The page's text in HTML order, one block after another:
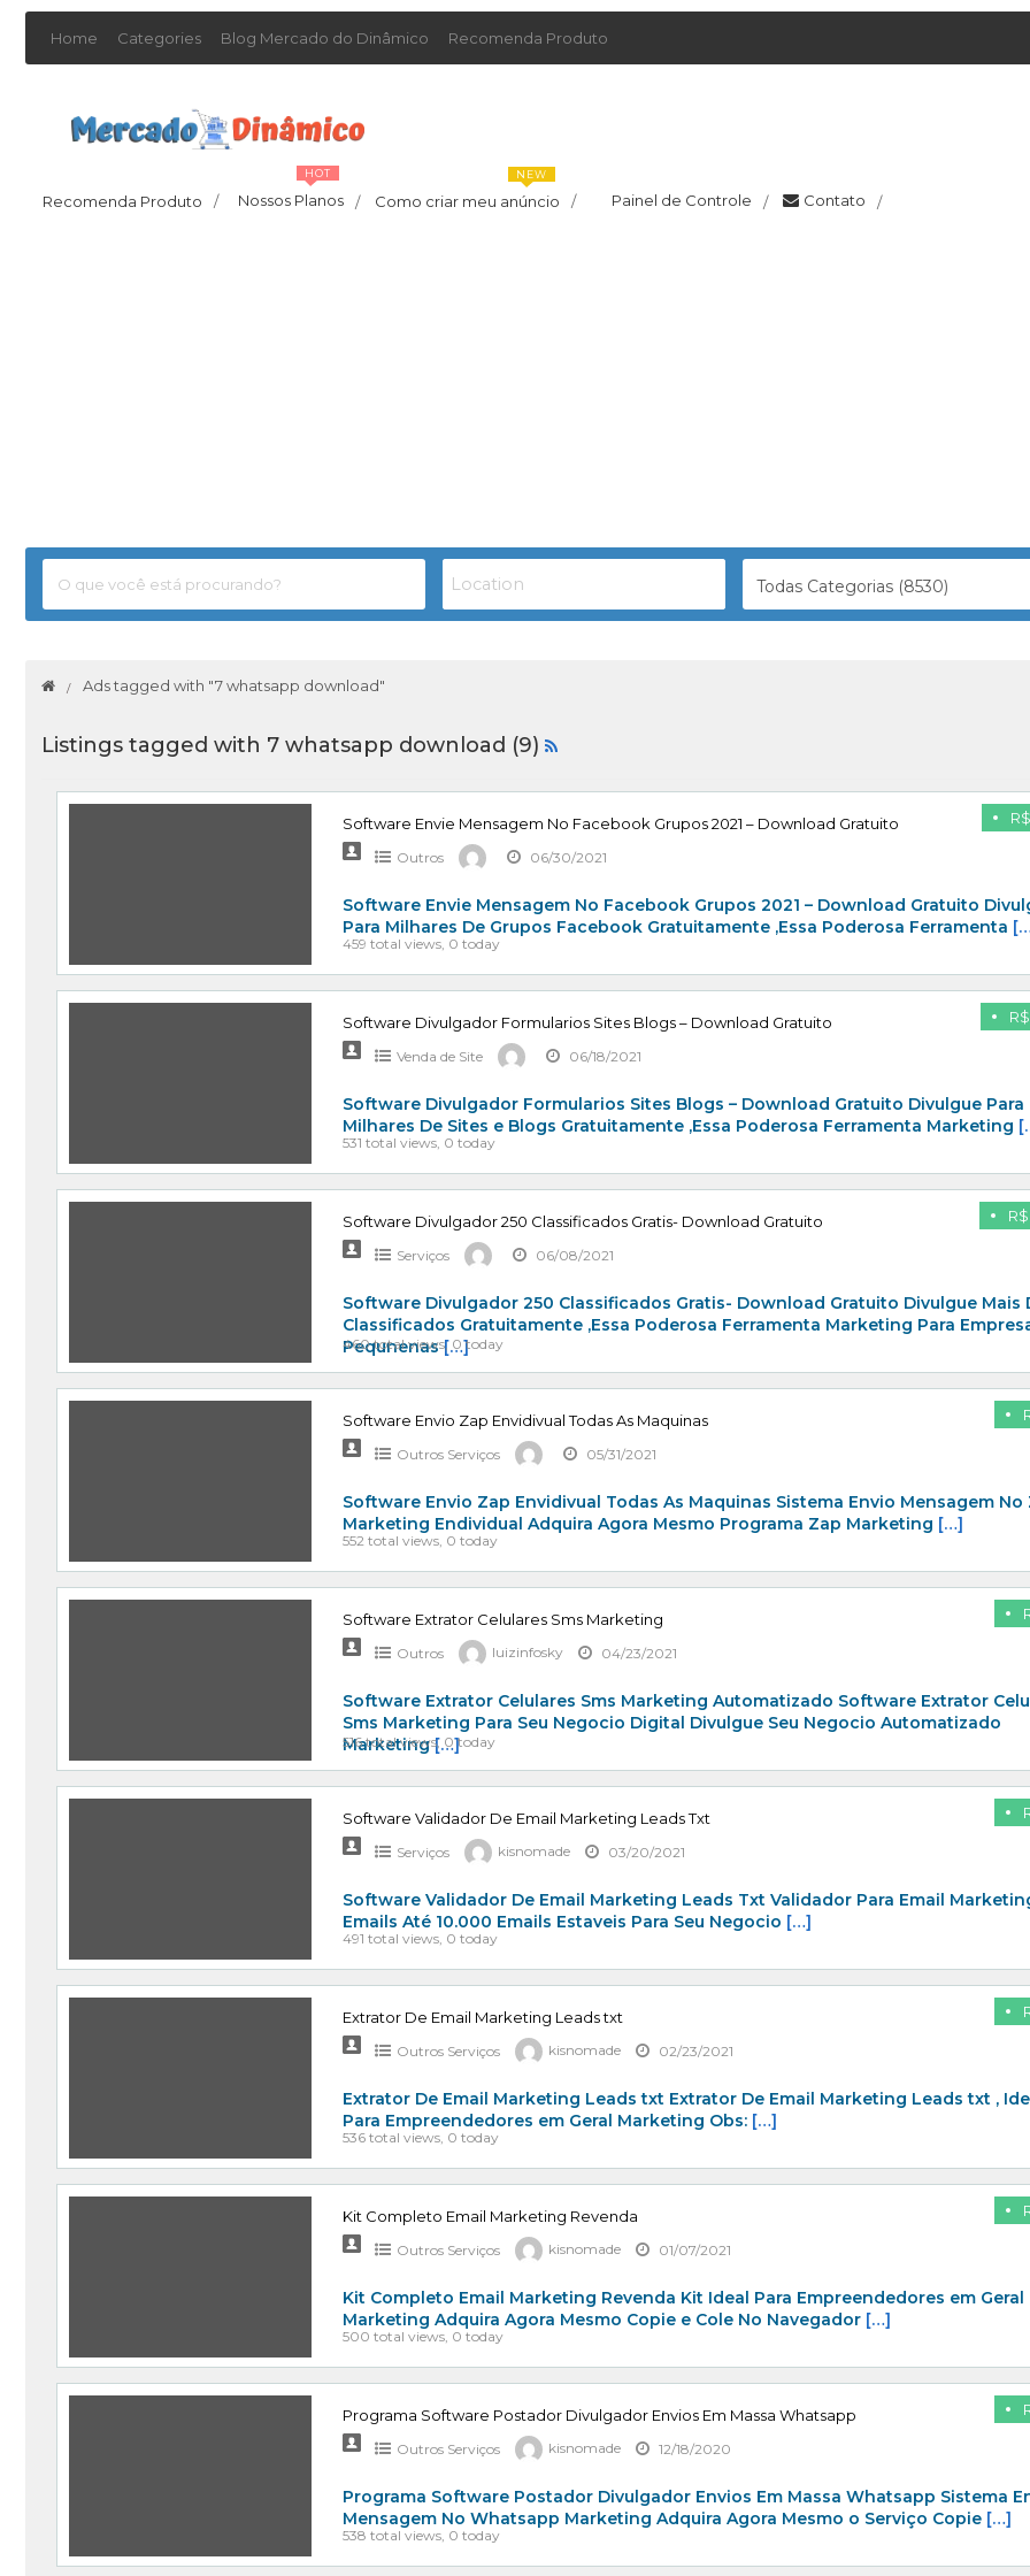
Home Categories Blog Mercado do Dinâmico Recomenda Produto
Recomenda Produto / Nossos Planos /
HOT
Como criar meu anúncio /
NEW
Painel de Controle / Contato /
Todas Categorias (8530)
Ads tagged with "7 whatsapp download"
Listings tagged with 7 whatsapp download (9)
Software Envie Mensagem No Facebook Grupos 2021 – Download Gratuito
Outros 06/30/2021
Software Envie Mensagem No Facebook Grupos 2021 – Download Gratuito
Para Milhares De Grupos Facebook Gratuitamente ,Essa Poderosa Ferramenta
459 total views, 0 today
Software Divulgador Formularios Sites Blogs – Download Gratuito
Venda de Site 06/18/2021
Software Divulgador Formularios Sites Blogs – Download Gratuito Divulgue Para
Milhares De Sites e Blogs Gratuitamente ,Essa Poderosa Ferramenta Marketing
531 total views, 0 today
Software Divulgador 250 Classificados Gratis- Download Gratuito
Serviços 06/08/2021
Software Divulgador 250 Classificados Gratis- Download Gratuito Divulgue Mais
Classificados Gratuitamente ,Essa Poderosa Ferramenta Marketing Para
Pequnenas[…]
460 total views, 0 today
Software Envio Zap Envidivual Todas As Maquinas
Outros Serviços 05/31/2021
Software Envio Zap Envidivual Todas As Maquinas Sistema Envio Mensagem No
Marketing Endividual Adquira Agora Mesmo Programa Zap Marketing […]
552 total views, 0 today
Software Extrator Celulares Sms Marketing
Outros luizinfosky 04/23/2021
Software Extrator Celulares Sms Marketing Automatizado Software Extrator
Sms Marketing Para Seu Negocio Digital Divulgue Seu Negocio Automatizado
Marketing[…]
516 total views, 0 today
Software Validador De Email Marketing Leads Txt
Serviços kisnomade 03/20/2021
Software Validador De Email Marketing Leads Txt Validador Para Email
Emails Até 10.000 Emails Estaveis Para Seu Negocio […]
491 total views, 0 today
Extrator De Email Marketing Leads txt
Outros Serviços kisnomade 02/23/2021
Extrator De Email Marketing Leads txt Extrator De Email Marketing Leads txt ,
Para Empreendedores em Geral Marketing Obs: […]
536 total views, 0 today
Kit Completo Email Marketing Revenda
Outros Serviços kisnomade 01/07/2021
Kit Completo Email Marketing Revenda Kit Ideal Para Empreendedores em Geral
Marketing Adquira Agora Mesmo Copie e Cole No Navegador […]
500 total views, 0 today
Programa Software Postador Divulgador Envios Em Massa Whatsapp
Outros Serviços kisnomade 12/18/2020
Programa Software Postador Divulgador Envios Em Massa Whatsapp Sistema
Mensagem No Whatsapp Marketing Adquira Agora Mesmo o Serviço Copie […]
538 total views, 0 today